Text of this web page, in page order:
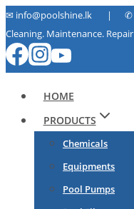
Skip
to
content
✉ info@poolshine.lk | ✆
Cleaning. Maintenance. Repair
HOME
PRODUCTS
Chemicals
Equipments
Pool Pumps